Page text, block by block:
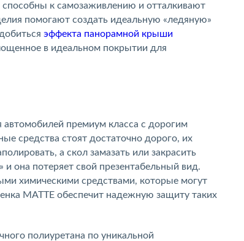
к самозаживлению и отталкивают
помогают создать идеальную «ледяную»
эффекта панорамной крыши
в идеальном покрытии для
премиум класса с дорогим
средства стоят достаточно дорого, их
а скол замазать или закрасить
она потеряет свой презентабельный вид.
химическими средствами, которые могут
MATTE обеспечит надежную защиту таких
полиуретана по уникальной